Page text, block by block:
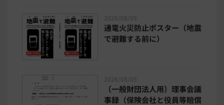
2026/08/05
通電火災防止ポスター（地震
で避難する前に）
2026/08/05
〔一般財団法人用〕理事会議
事録（保険会社と役員等賠償